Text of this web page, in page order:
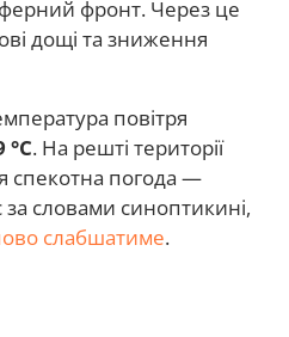
фронт. Через це
дощі та зниження
повітря
°C. На решті території
спекотна погода —
словами синоптикині,
слабшатиме.